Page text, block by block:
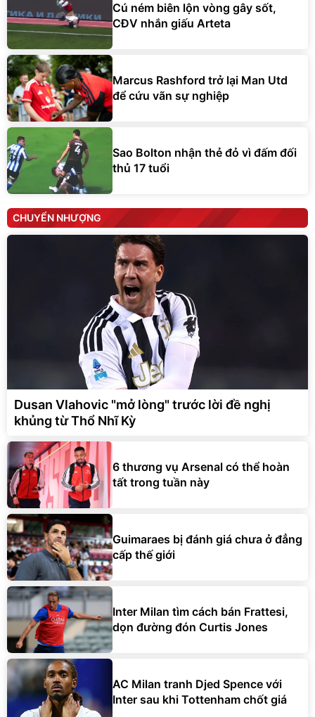
Cú ném biên lộn vòng gây sốt,
CĐV nhắn giấu Arteta
Marcus Rashford trở lại Man Utd
để cứu vãn sự nghiệp
Sao Bolton nhận thẻ đỏ vì đấm đối
thủ 17 tuổi
CHUYỂN NHƯỢNG
Dusan Vlahovic "mở lòng" trước lời đề nghị
khủng từ Thổ Nhĩ Kỳ
6 thương vụ Arsenal có thể hoàn
tất trong tuần này
Guimaraes bị đánh giá chưa ở đẳng
cấp thế giới
Inter Milan tìm cách bán Frattesi,
dọn đường đón Curtis Jones
AC Milan tranh Djed Spence với
Inter sau khi Tottenham chốt giá